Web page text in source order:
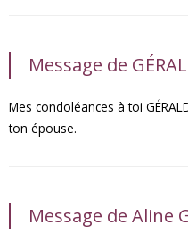
Message de
Mes condoléances à toi
ton épouse.
Message de Aline